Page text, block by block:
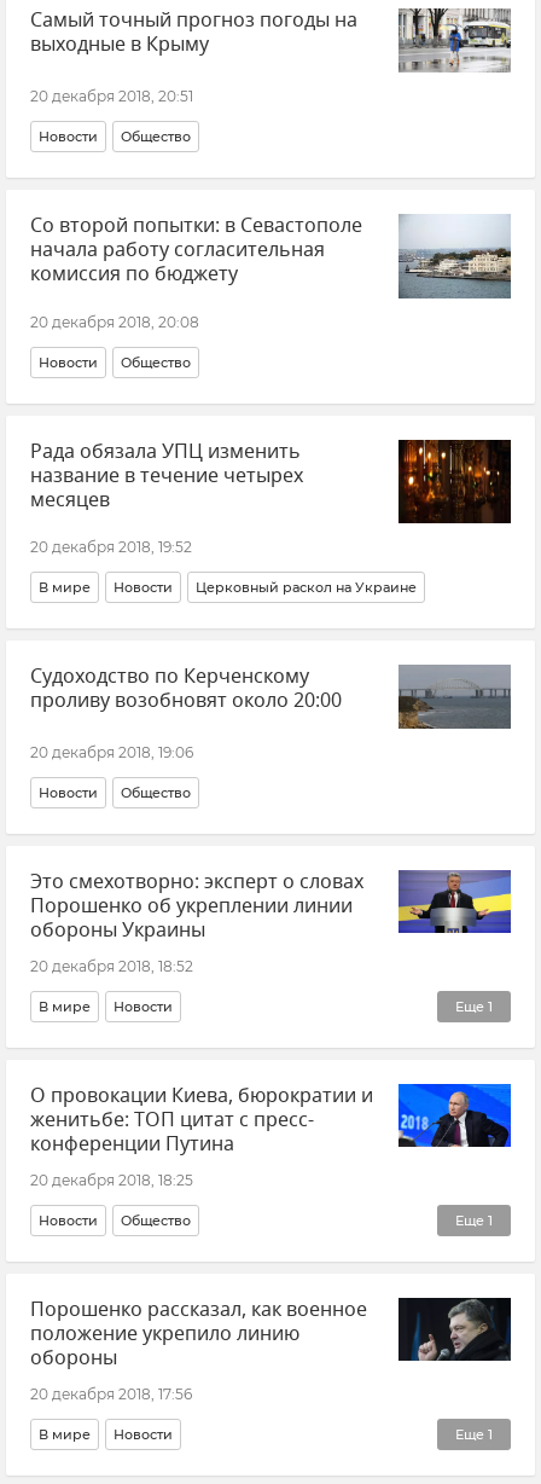
Самый точный прогноз погоды на
выходные в Крыму
20 декабря 2018, 20:51
Новости Общество
Со второй попытки: в Севастополе
начала работу согласительная
комиссия по бюджету
20 декабря 2018, 20:08
Новости Общество
Рада обязала УПЦ изменить
название в течение четырех
месяцев
20 декабря 2018, 19:52
В мире Новости Церковный раскол на Украине
Судоходство по Керченскому
проливу возобновят около 20:00
20 декабря 2018, 19:06
Новости Общество
Это смехотворно: эксперт о словах
Порошенко об укреплении линии
обороны Украины
20 декабря 2018, 18:52
Еще 1
В мире Новости
Военное положение на Украине
О провокации Киева, бюрократии и
женитьбе: ТОП цитат с пресс-
конференции Путина
20 декабря 2018, 18:25
Еще 1
Новости Общество
Четырнадцатая пресс-конференция президента России Владимира Путина
Порошенко рассказал, как военное
положение укрепило линию
обороны
20 декабря 2018, 17:56
Еще 1
В мире Новости
Военное положение на Украине